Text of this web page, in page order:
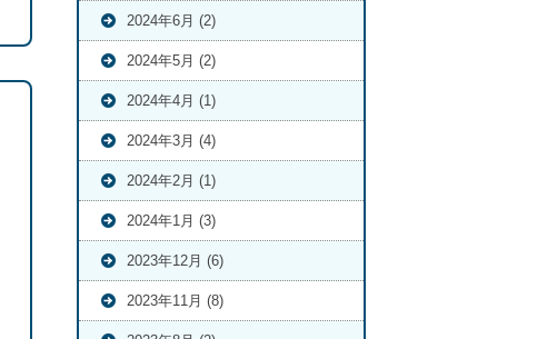
2024年6月 (2)
2024年5月 (2)
2024年4月 (1)
2024年3月 (4)
2024年2月 (1)
2024年1月 (3)
2023年12月 (6)
2023年11月 (8)